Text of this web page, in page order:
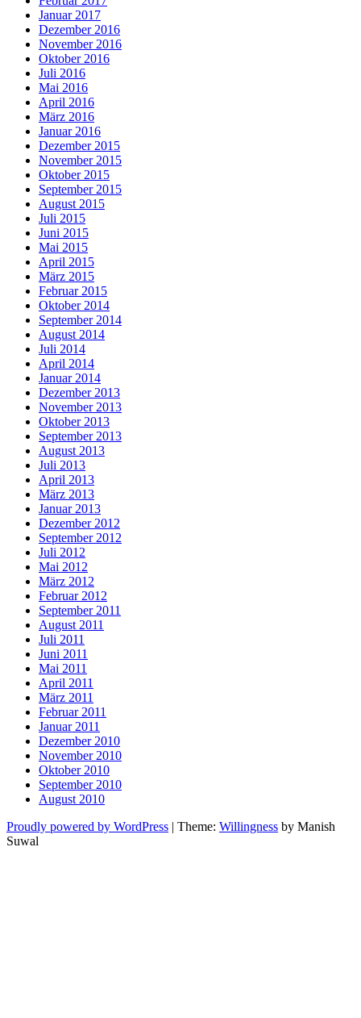
Januar 2017
Dezember 2016
November 2016
Oktober 2016
Juli 2016
Mai 2016
April 2016
März 2016
Januar 2016
Dezember 2015
November 2015
Oktober 2015
September 2015
August 2015
Juli 2015
Juni 2015
Mai 2015
April 2015
März 2015
Februar 2015
Oktober 2014
September 2014
August 2014
Juli 2014
April 2014
Januar 2014
Dezember 2013
November 2013
Oktober 2013
September 2013
August 2013
Juli 2013
April 2013
März 2013
Januar 2013
Dezember 2012
September 2012
Juli 2012
Mai 2012
März 2012
Februar 2012
September 2011
August 2011
Juli 2011
Juni 2011
Mai 2011
April 2011
März 2011
Februar 2011
Januar 2011
Dezember 2010
November 2010
Oktober 2010
September 2010
August 2010
Proudly powered by WordPress | Theme: Willingness by Manish
Suwal